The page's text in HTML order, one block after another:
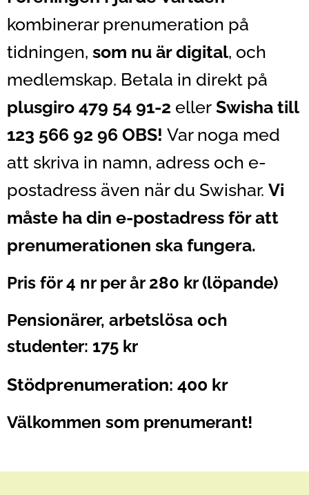
kombinerar prenumeration på
tidningen, som nu är digital, och
medlemskap. Betala in direkt på
plusgiro 479 54 91-2 eller Swisha till
123 566 92 96 OBS! Var noga med
att skriva in namn, adress och e-
postadress även när du Swishar. Vi
måste ha din e-postadress för att
prenumerationen ska fungera.
Pris för 4 nr per år 280 kr (löpande)
Pensionärer, arbetslösa och
studenter: 175 kr
Stödprenumeration: 400 kr
Välkommen som prenumerant!